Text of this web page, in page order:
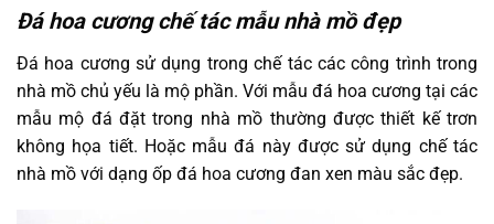
Đá hoa cương chế tác mẫu nhà mồ đẹp
Đá hoa cương sử dụng trong chế tác các công trình trong
nhà mồ chủ yếu là mộ phần. Với mẫu đá hoa cương tại các
mẫu mộ đá đặt trong nhà mồ thường được thiết kế trơn
không họa tiết. Hoặc mẫu đá này được sử dụng chế tác
nhà mồ với dạng ốp đá hoa cương đan xen màu sắc đẹp.